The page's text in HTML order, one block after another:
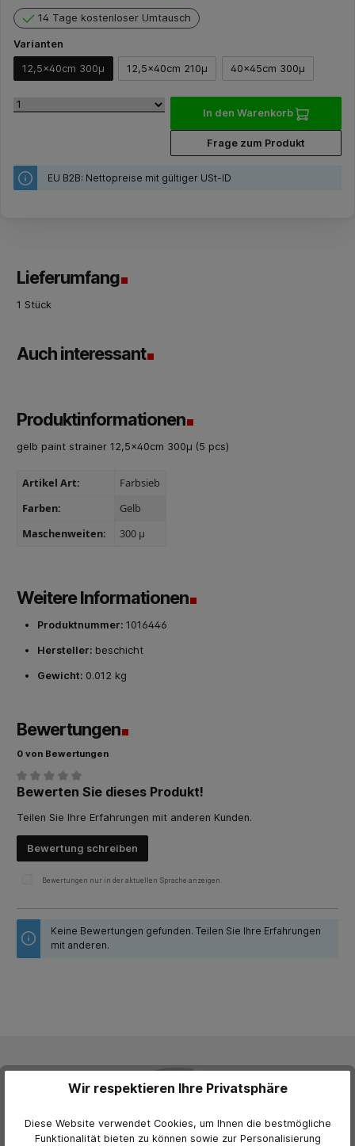
14 Tage kostenloser Umtausch
Varianten
12,5x40cm 300µ 12,5x40cm 210µ 40x45cm 300µ
In den Warenkorb
Frage zum Produkt
EU B2B: Nettopreise mit gültiger USt-ID
Lieferumfang
1 Stück
Auch interessant
Produktinformationen
gelb paint strainer 12,5x40cm 300µ (5 pcs)
Artikel Art:
Farbsieb
Farben:
Gelb
Maschenweiten:
300 µ
Weitere Informationen
Produktnummer: 1016446
Hersteller: beschicht
Gewicht: 0.012 kg
Bewertungen
0 von Bewertungen
Durchschnittliche Bewertung von 0 von 5 Sternen
Bewerten Sie dieses Produkt!
Teilen Sie Ihre Erfahrungen mit anderen Kunden.
Bewertung schreiben
Bewertungen nur in der aktuellen Sprache anzeigen.
Keine Bewertungen gefunden. Teilen Sie Ihre Erfahrungen
mit anderen.
Wir respektieren Ihre Privatsphäre
Diese Website verwendet Cookies, um Ihnen die bestmögliche
Funktionalität bieten zu können sowie zur Personalisierung